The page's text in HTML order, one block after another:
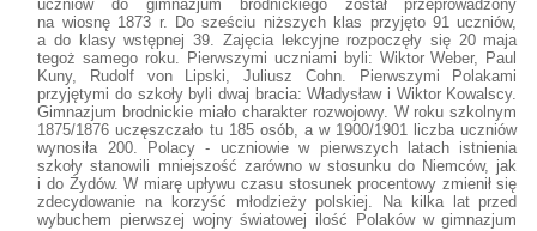
uczniów do gimnazjum brodnickiego został przeprowadzony
na wiosnę 1873 r. Do sześciu niższych klas przyjęto 91 uczniów,
a do klasy wstępnej 39. Zajęcia lekcyjne rozpoczęły się 20 maja
tegoż samego roku. Pierwszymi uczniami byli: Wiktor Weber, Paul
Kuny, Rudolf von Lipski, Juliusz Cohn. Pierwszymi Polakami
przyjętymi do szkoły byli dwaj bracia: Władysław i Wiktor Kowalscy.
Gimnazjum brodnickie miało charakter rozwojowy. W roku szkolnym
1875/1876 uczęszczało tu 185 osób, a w 1900/1901 liczba uczniów
wynosiła 200. Polacy - uczniowie w pierwszych latach istnienia
szkoły stanowili mniejszość zarówno w stosunku do Niemców, jak
i do Żydów. W miarę upływu czasu stosunek procentowy zmienił się
zdecydowanie na korzyść młodzieży polskiej. Na kilka lat przed
wybuchem pierwszej wojny światowej ilość Polaków w gimnazjum